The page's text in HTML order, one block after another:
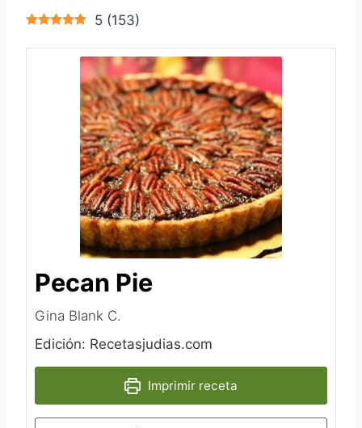
5 (153)
Pecan Pie
Gina Blank C.‎
Edición: Recetasjudias.com
Imprimir receta